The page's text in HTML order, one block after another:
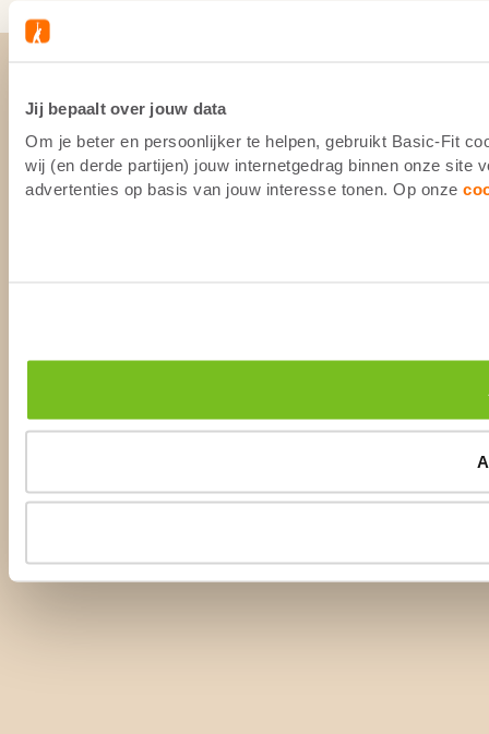
Jij bepaalt over jouw data
Om je beter en persoonlijker te helpen, gebruikt Basic-Fit
wij (en derde partijen) jouw internetgedrag binnen onze site
advertenties op basis van jouw interesse tonen. Op onze